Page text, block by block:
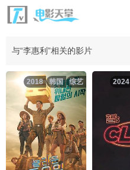
与“李惠利”相关的影片
综艺
韩国
2018 2024